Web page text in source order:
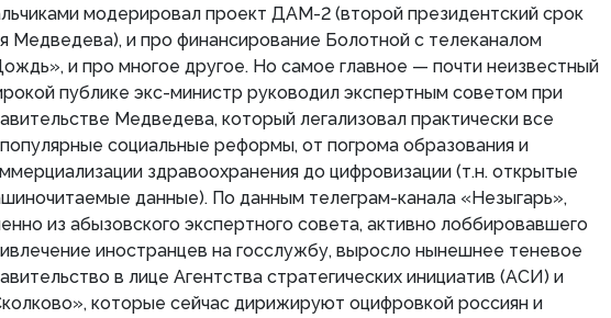
модерировал проект ДАМ-2 (второй президентский срок
Медведева), и про финансирование Болотной с телеканалом
и про многое другое. Но самое главное — почти неизвестный
публике экс-министр руководил экспертным советом при
Медведева, который легализовал практически все
социальные реформы, от погрома образования и
здравоохранения до цифровизации (т.н. открытые
данные). По данным телеграм-канала «Незыгарь»,
из абызовского экспертного совета, активно лоббировавшего
иностранцев на госслужбу, выросло нынешнее теневое
в лице Агентства стратегических инициатив (АСИ) и
которые сейчас дирижируют оцифровкой россиян и